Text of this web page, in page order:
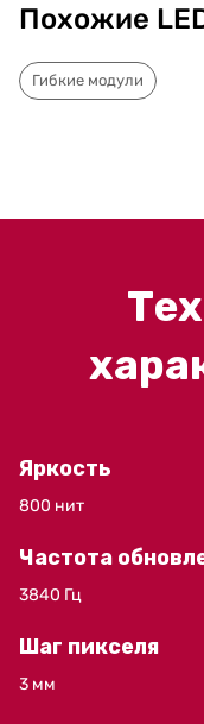
Похожие
Гибкие модули
Яркость
800 нит
Частота
3840 Гц
Шаг пикселя
3 мм